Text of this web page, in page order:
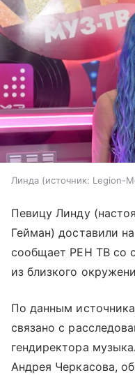
Линда источник: Legion-
Певицу Линду
Гейман) доставили
сообщает РЕН ТВ со
из близкого
По данным
связано с
гендиректора
Андрея Черкасова,